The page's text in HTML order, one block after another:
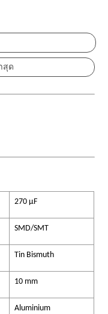
270 µF
SMD/SMT
Tin Bismuth
10 mm
Aluminium